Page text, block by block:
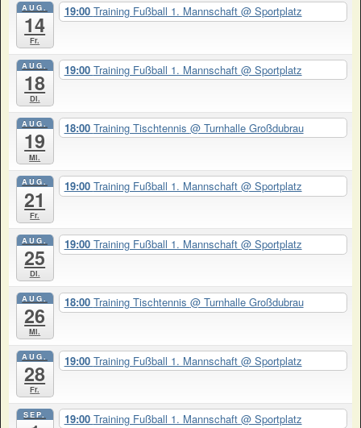
AUG.
14
Fr.
19:00 Training Fußball 1. Mannschaft @ Sportplatz
AUG.
18
Di.
19:00 Training Fußball 1. Mannschaft @ Sportplatz
AUG.
19
Mi.
18:00 Training Tischtennis @ Turnhalle Großdubrau
AUG.
21
Fr.
19:00 Training Fußball 1. Mannschaft @ Sportplatz
AUG.
25
Di.
19:00 Training Fußball 1. Mannschaft @ Sportplatz
AUG.
26
Mi.
18:00 Training Tischtennis @ Turnhalle Großdubrau
AUG.
28
Fr.
19:00 Training Fußball 1. Mannschaft @ Sportplatz
SEP. 19:00 Training Fußball 1. Mannschaft @ Sportplatz